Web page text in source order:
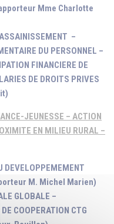
Mme Charlotte
–
DU PERSONNEL –
FINANCIERE DE
DE DROITS PRIVES
JEUNESSE – ACTION
EN MILIEU RURAL –
DEVELOPPEMEMENT
M. Michel Marien)
GLOBALE –
COOPERATION CTG